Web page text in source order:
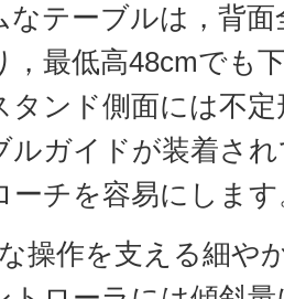
なテーブルは，背
，最低高48cmでも
タンド側面には不
ルガイドが装着さ
ーチを容易にします
操作を支える細や